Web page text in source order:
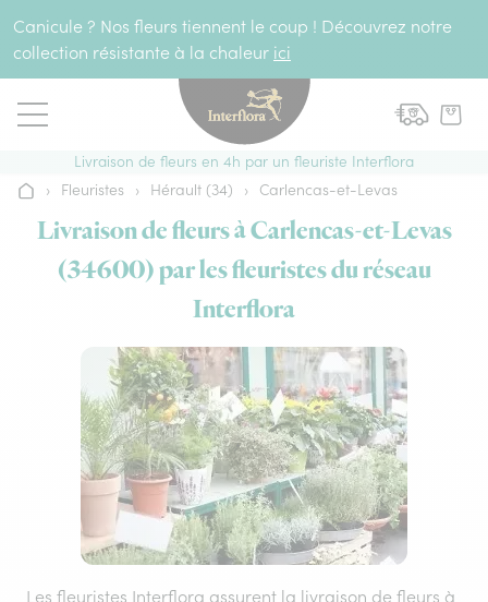
Canicule ? Nos fleurs tiennent le coup ! Découvrez notre
collection résistante à la chaleur ici
Livraison de fleurs en 4h par un fleuriste Interflora
Accueil
› Fleuristes › Hérault (34) › Carlencas-et-Levas
Livraison de fleurs à Carlencas-et-Levas
(34600) par les fleuristes du réseau
Interflora
Les fleuristes Interflora assurent la livraison de fleurs à